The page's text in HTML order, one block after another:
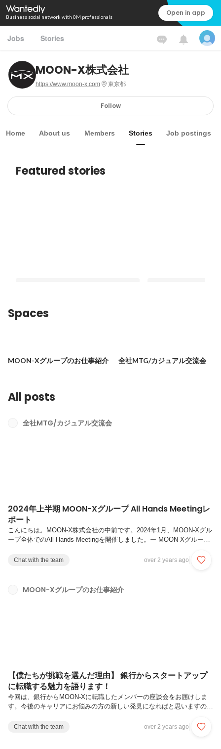
Business social network with 0M professionals Open in app
Jobs Stories
MOON-X株式会社
https://www.moon-x.com 東京都
Follow
Home About us Members Stories Job postings
Featured stories
MOON-Xグループ全社集会レポート〜
Latest Latest
All posts
全社MTG/カジュアル交流会
2024年上半期 MOON-Xグループ All Hands Meetingレ
ポート
こんにちは。MOON-X株式会社の中前です。2024年1月、MOON-Xグル
ープ全体でのAll Hands Meetingを開催しました。ー MOON-Xグループ
総会を指し、半期に一度実施しています。以下の二部構成となっていま
は、MOON-X株式会社の他、・ケラッタ株式会社（赤ちゃんや子育て
Chat with the team over 2 years ago
MOON-Xグループのお仕事紹介
【僕たちが挑戦を選んだ理由】 銀行からスタートアップ
に転職する魅力を語ります！
今回は、銀行からMOON-Xに転職したメンバーの座談会をお届けしま
す。今後のキャリアにお悩みの方の新しい発見になればと思いますの
事業開発／企画推進G（※MOON-Xは、役職、社歴問わず、お互いをニ
Chat with the team over 2 years ago
Spaces
MOON-Xグループのお仕事紹介 全社MTG/カジュアル交流会